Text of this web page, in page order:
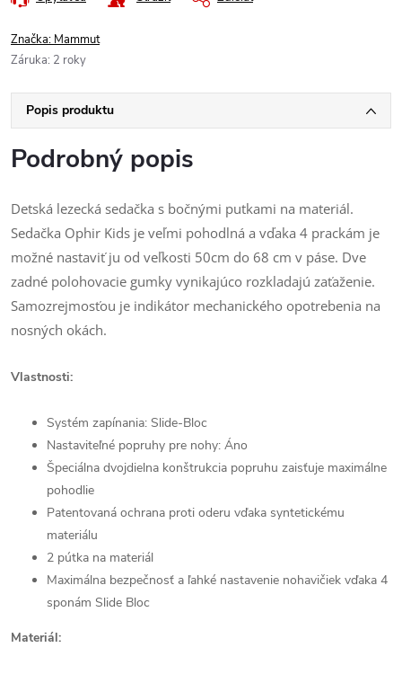
Značka: Mammut
Záruka: 2 roky
Popis produktu
Podrobný popis
Detská lezecká sedačka s bočnými putkami na materiál.
Sedačka Ophir Kids je veľmi pohodlná a vďaka 4 prackám je
možné nastaviť ju od veľkosti 50cm do 68 cm v páse. Dve
zadné polohovacie gumky vynikajúco rozkladajú zaťaženie.
Samozrejmosťou je indikátor mechanického opotrebenia na
nosných okách.
Vlastnosti:
Systém zapínania: Slide-Bloc
Nastaviteľné popruhy pre nohy: Áno
Špeciálna dvojdielna konštrukcia popruhu zaisťuje maximálne
pohodlie
Patentovaná ochrana proti oderu vďaka syntetickému
materiálu
2 pútka na materiál
Maximálna bezpečnosť a ľahké nastavenie nohavičiek vďaka 4
sponám Slide Bloc
Materiál: